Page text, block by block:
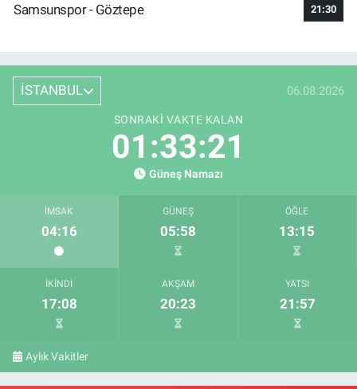
Samsunspor - Göztepe
21:30
İSTANBUL 06.08.2026
SONRAKI VAKTE KALAN
01:33:21
Güneş Namazı
İMSAK
04:16
GÜNEŞ
05:58
ÖĞLE
13:15
İKINDI
17:08
AKŞAM
20:23
YATSI
21:57
Aylık Vakitler